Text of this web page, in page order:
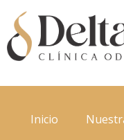
contenido
Inicio